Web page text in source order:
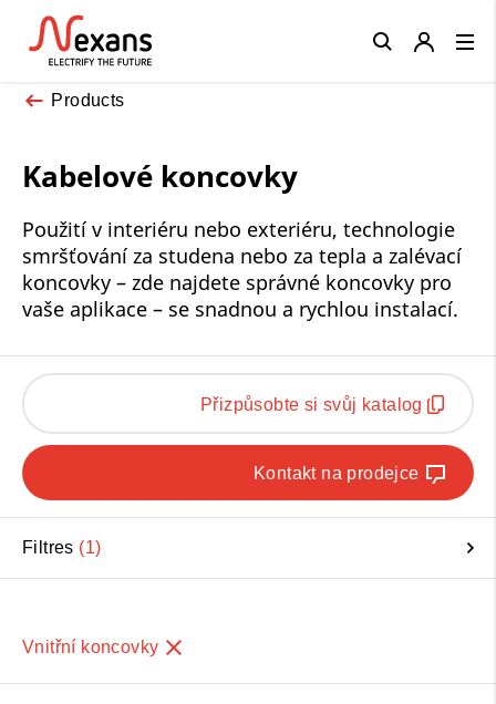
Products
Kabelové koncovky
Použití v interiéru nebo exteriéru, technologie
smršťování za studena nebo za tepla a zalévací
koncovky – zde najdete správné koncovky pro
vaše aplikace – se snadnou a rychlou instalací.
Přizpůsobte si svůj katalog
Kontakt na prodejce
Filtres 1
Vnitřní koncovky
Close